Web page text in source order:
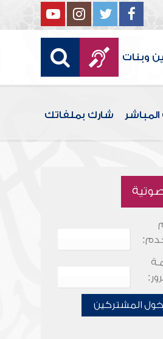
وبنات
المباشر شارك بملفاتك
المشتركين